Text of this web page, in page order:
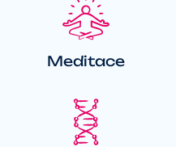
Meditace